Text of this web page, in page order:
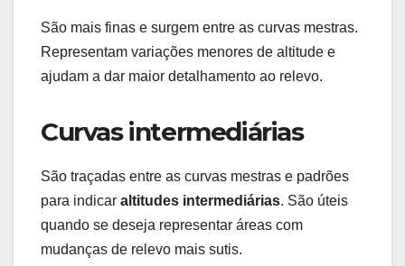
São mais finas e surgem entre as curvas mestras.
Representam variações menores de altitude e
ajudam a dar maior detalhamento ao relevo.
Curvas intermediárias
São traçadas entre as curvas mestras e padrões
para indicar altitudes intermediárias. São úteis
quando se deseja representar áreas com
mudanças de relevo mais sutis.